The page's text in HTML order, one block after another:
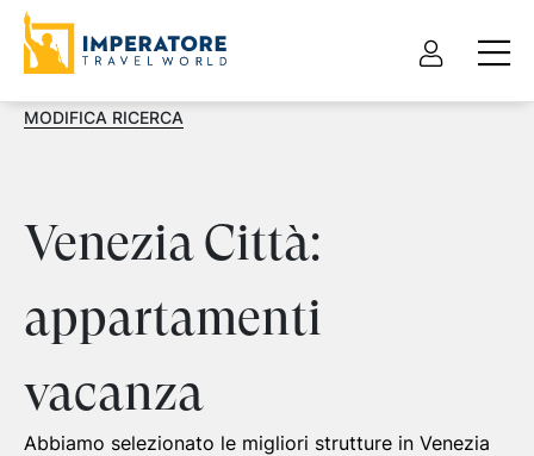
MODIFICA RICERCA
Venezia Città:
appartamenti
vacanza
Abbiamo selezionato le migliori strutture in Venezia